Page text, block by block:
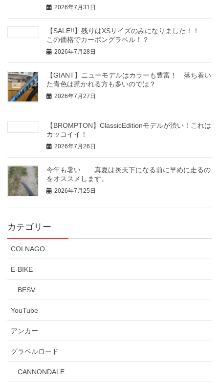
2026年7月31日
【SALE!!】残りはXSサイズのみになりました！！
この価格でカーボングラベル！？
2026年7月28日
【GIANT】ニューモデルはカラーも豊富！ 落ち着い
た青色は惹かれる方も多いのでは？
2026年7月27日
【BROMPTON】ClassicEditionモデルが渋い！これは
カッコイイ！
2026年7月26日
今年も暑い……真夏は炎天下になる前に早めに走るの
をオススメします。
2026年7月25日
カテゴリー
COLNAGO
E-BIKE
BESV
YouTube
アンカー
グラベルロード
CANNONDALE